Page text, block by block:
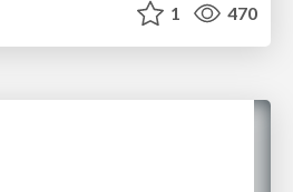
1 470